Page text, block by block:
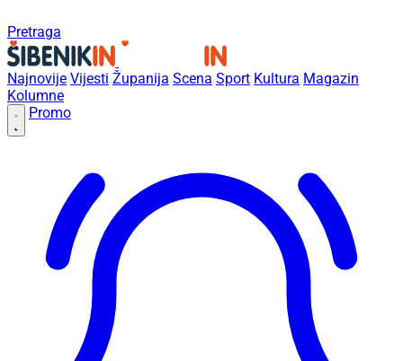
Pretraga
Najnovije Vijesti Županija Scena Sport Kultura Magazin
Kolumne
Promo